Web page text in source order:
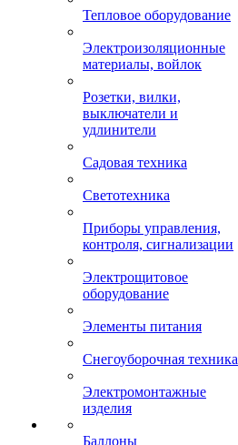
Тепловое оборудование
Электроизоляционные
материалы, войлок
Розетки, вилки,
выключатели и
удлинители
Садовая техника
Светотехника
Приборы управления,
контроля, сигнализации
Электрощитовое
оборудование
Элементы питания
Снегоуборочная техника
Электромонтажные
изделия
Баллоны